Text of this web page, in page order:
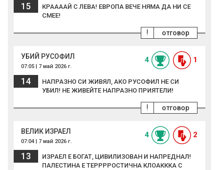
15
КРААААЙ С ЛЕВА! ЕВРОПА ВЕЧЕ НЯМА ДА НИ СЕ
СМЕЕ!
отговор
!
УБИЙ РУСОФИЛ
07:05 | 7 май 2026 г.
4 1
14
НАПРАЗНО СИ ЖИВЯЛ, АКО РУСОФИЛ НЕ СИ
УБИЛ! НЕ ЖИВЕЙТЕ НАПРАЗНО ПРИЯТЕЛИ!
отговор
!
ВЕЛИК ИЗРАЕЛ
07:04 | 7 май 2026 г.
4 2
13
ИЗРАЕЛ Е БОГАТ, ЦИВИЛИЗОВАН И НАПРЕДНАЛ!
ПАЛЕСТИНА Е ТЕРРРРОСТИЧНА КЛОАКККА С